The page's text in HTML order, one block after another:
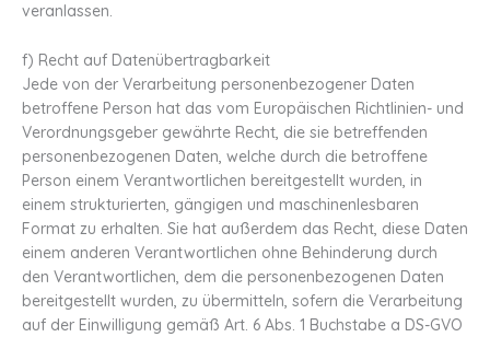
veranlassen.
f) Recht auf Datenübertragbarkeit
Jede von der Verarbeitung personenbezogener Daten
betroffene Person hat das vom Europäischen Richtlinien- und
Verordnungsgeber gewährte Recht, die sie betreffenden
personenbezogenen Daten, welche durch die betroffene
Person einem Verantwortlichen bereitgestellt wurden, in
einem strukturierten, gängigen und maschinenlesbaren
Format zu erhalten. Sie hat außerdem das Recht, diese Daten
einem anderen Verantwortlichen ohne Behinderung durch
den Verantwortlichen, dem die personenbezogenen Daten
bereitgestellt wurden, zu übermitteln, sofern die Verarbeitung
auf der Einwilligung gemäß Art. 6 Abs. 1 Buchstabe a DS-GVO